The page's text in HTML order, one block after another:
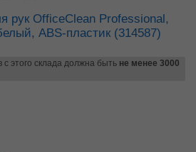
ABS-пластик (314587)
с этого склада должна быть не менее 3000